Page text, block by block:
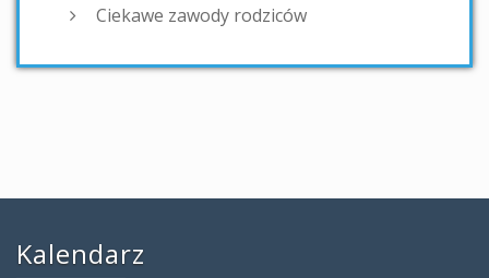
Ciekawe zawody rodziców
Kalendarz